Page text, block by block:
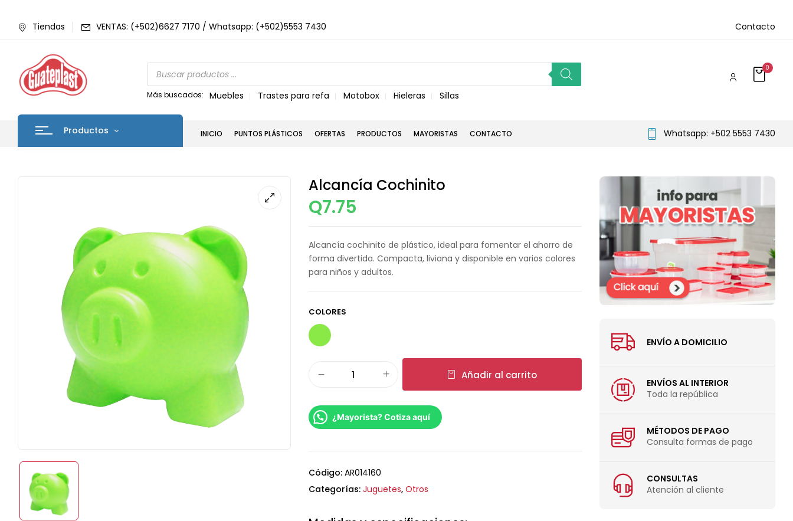
Tiendas VENTAS: (+502)6627 7170 / Whatsapp: (+502)5553 7430 Contacto
Más buscados: Muebles Trastes para refa Motobox Hieleras Sillas
0
Productos INICIO PUNTOS PLÁSTICOS OFERTAS PRODUCTOS MAYORISTAS CONTACTO Whatsapp: +502 5553 7430
Alcancía Cochinito
Q7.75
Alcancía cochinito de plástico, ideal para fomentar el ahorro de
forma divertida. Compacta, liviana y disponible en varios colores
para niños y adultos.
COLORES
Añadir al carrito
¿Mayorista? Cotiza aquí
Código: AR014160
Categorías: Juguetes, Otros
ENVÍO A DOMICILIO
ENVÍOS AL INTERIOR
Toda la república
MÉTODOS DE PAGO
Consulta formas de pago
CONSULTAS
Atención al cliente